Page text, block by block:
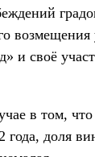
и своё
в том,
года, доля